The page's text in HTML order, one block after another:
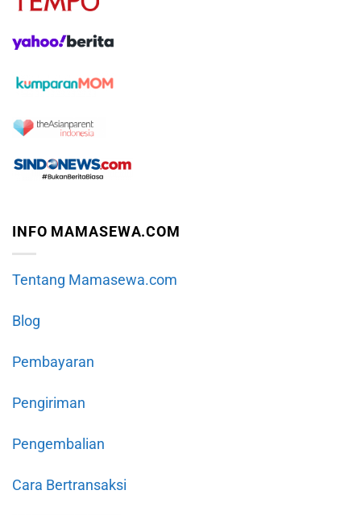
INFO MAMASEWA.COM
Tentang Mamasewa.com
Blog
Pembayaran
Pengiriman
Pengembalian
Cara Bertransaksi